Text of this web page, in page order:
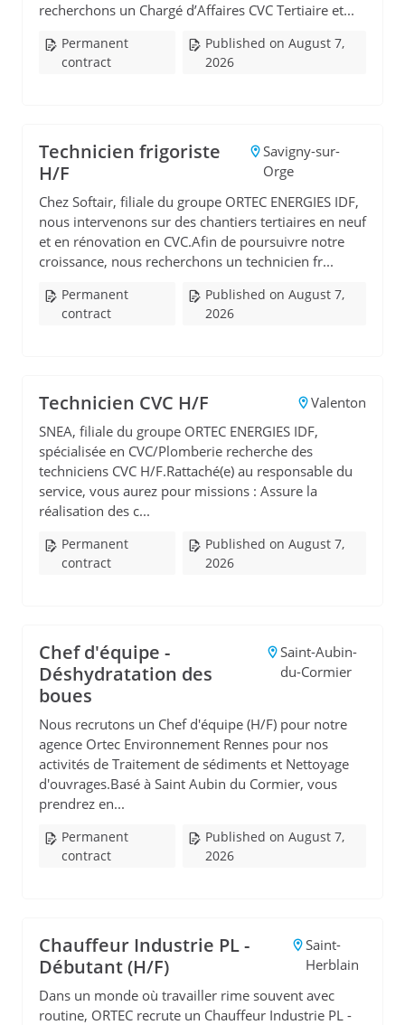
recherchons un Chargé d’Affaires CVC Tertiaire et...
Permanent
contract
Published on August 7,
2026
Technicien frigoriste
H/F
Savigny-sur-
Orge
Chez Softair, filiale du groupe ORTEC ENERGIES IDF,
nous intervenons sur des chantiers tertiaires en neuf
et en rénovation en CVC.Afin de poursuivre notre
croissance, nous recherchons un technicien fr...
Permanent
contract
Published on August 7,
2026
Technicien CVC H/F
Valenton
SNEA, filiale du groupe ORTEC ENERGIES IDF,
spécialisée en CVC/Plomberie recherche des
techniciens CVC H/F.Rattaché(e) au responsable du
service, vous aurez pour missions : Assure la
réalisation des c...
Permanent
contract
Published on August 7,
2026
Chef d'équipe -
Déshydratation des
boues
Saint-Aubin-
du-Cormier
Nous recrutons un Chef d'équipe (H/F) pour notre
agence Ortec Environnement Rennes pour nos
activités de Traitement de sédiments et Nettoyage
d'ouvrages.Basé à Saint Aubin du Cormier, vous
prendrez en...
Permanent
contract
Published on August 7,
2026
Chauffeur Industrie PL -
Débutant (H/F)
Saint-
Herblain
Dans un monde où travailler rime souvent avec
routine, ORTEC recrute un Chauffeur Industrie PL -